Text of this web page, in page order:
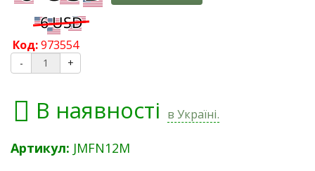
Код:973554
- +
В наявності в Україні.
Артикул: JMFN12M